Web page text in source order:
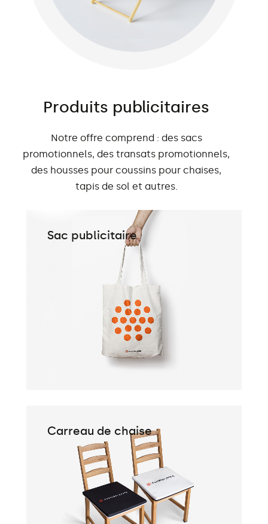
Produits publicitaires
Notre offre comprend : des sacs
promotionnels, des transats promotionnels,
des housses pour coussins pour chaises,
tapis de sol et autres.
Sac publicitaire
Carreau de chaise